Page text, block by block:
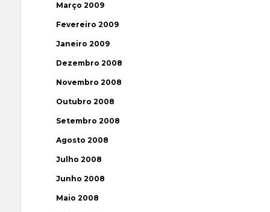
Março 2009
Fevereiro 2009
Janeiro 2009
Dezembro 2008
Novembro 2008
Outubro 2008
Setembro 2008
Agosto 2008
Julho 2008
Junho 2008
Maio 2008